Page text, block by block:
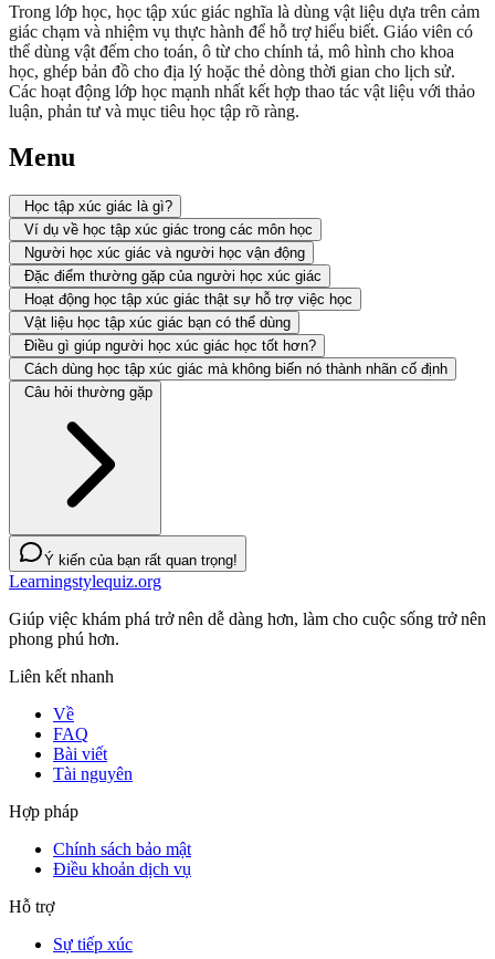
Trong lớp học, học tập xúc giác nghĩa là dùng vật liệu dựa trên cảm
giác chạm và nhiệm vụ thực hành để hỗ trợ hiểu biết. Giáo viên có
thể dùng vật đếm cho toán, ô từ cho chính tả, mô hình cho khoa
học, ghép bản đồ cho địa lý hoặc thẻ dòng thời gian cho lịch sử.
Các hoạt động lớp học mạnh nhất kết hợp thao tác vật liệu với thảo
luận, phản tư và mục tiêu học tập rõ ràng.
Menu
Học tập xúc giác là gì?
Ví dụ về học tập xúc giác trong các môn học
Người học xúc giác và người học vận động
Đặc điểm thường gặp của người học xúc giác
Hoạt động học tập xúc giác thật sự hỗ trợ việc học
Vật liệu học tập xúc giác bạn có thể dùng
Điều gì giúp người học xúc giác học tốt hơn?
Cách dùng học tập xúc giác mà không biến nó thành nhãn cố định
Câu hỏi thường gặp
Ý kiến của bạn rất quan trọng!
Learningstylequiz.org
Giúp việc khám phá trở nên dễ dàng hơn, làm cho cuộc sống trở nên
phong phú hơn.
Liên kết nhanh
Về
FAQ
Bài viết
Tài nguyên
Hợp pháp
Chính sách bảo mật
Điều khoản dịch vụ
Hỗ trợ
Sự tiếp xúc